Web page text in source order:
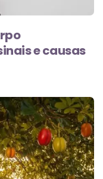
e causas